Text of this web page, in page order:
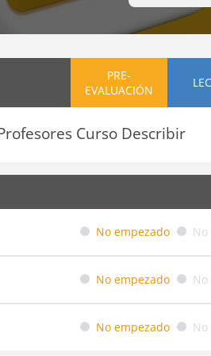
PRE-
EVALUACIÓN
Curso Describir
No empezado
No empezado
No empezado